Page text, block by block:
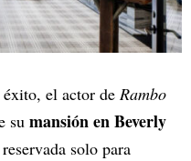
éxito, el actor de Rambo
su mansión en Beverly
solo para